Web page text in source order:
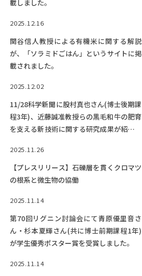
載しました。
2025.12.16
関谷信人教授による有機米に関する解説
が、「ソラミドごはん」というサイトに掲
載されました。
2025.12.02
11/28科学新聞に股村真也さん(博士後期課
程3年)、近藤誠准教授らの黒毛和牛の肥育
を支える新技術に関する研究成果が紹介さ
2025.11.26
【プレスリリース】石礫層を貫くクロマツ
の根系と微生物の協働
2025.11.14
第70回リグニン討論会にて青原優里音さ
ん・杉本夏輝さん(共に博士前期課程1年)
が学生優秀ポスター賞を受賞しました。
2025.11.14